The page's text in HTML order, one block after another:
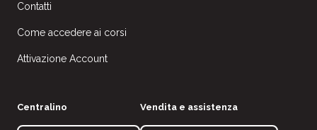
Contatti
Come accedere ai corsi
Attivazione Account
Centralino Vendita e assistenza